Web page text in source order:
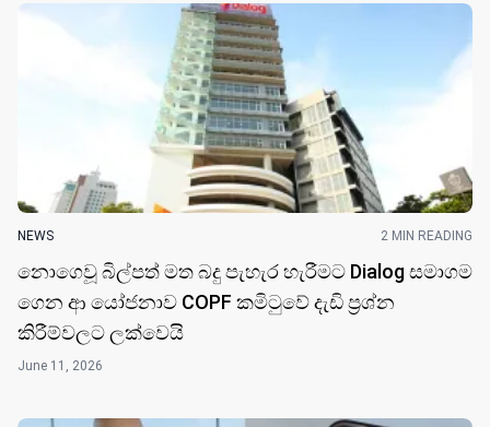
NEWS 2 MIN READING
නොගෙවූ බිල්පත් මත බදු පැහැර හැරීමට Dialog සමාගම
ගෙන ආ යෝජනාව COPF කමිටුවේ දැඩි ප්‍රශ්න
කිරීම්වලට ලක්වෙයි
June 11, 2026